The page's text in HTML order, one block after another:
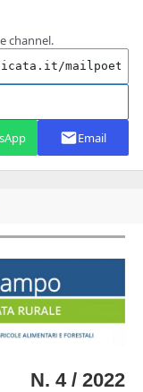
N. 4 / 2022